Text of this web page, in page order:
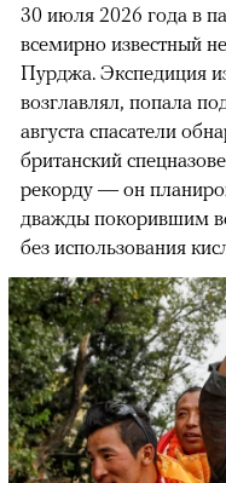
30 июля 2026 года в
всемирно известный
Пурджа. Экспедиция
возглавлял, попала
августа спасатели
британский
рекорду — он
дважды покорившим
без использования